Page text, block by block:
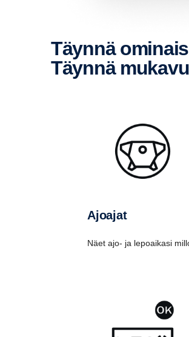
Täynnä
Täynnä
Ajoajat
Näet ajo- ja lepoaikasi